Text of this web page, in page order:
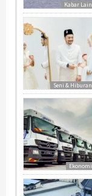
Kabar Lain
Seni & Hiburan
Ekonomi